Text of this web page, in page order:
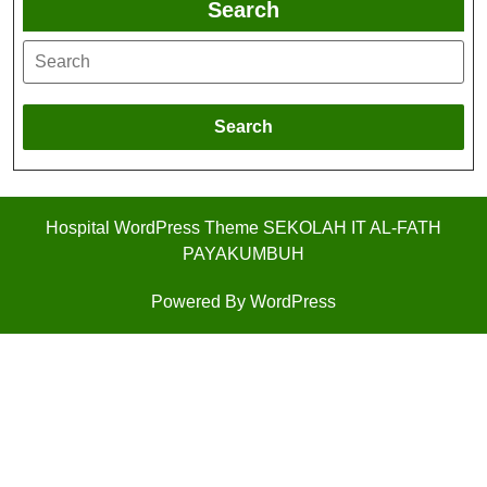
Search
Search
Hospital WordPress Theme SEKOLAH IT AL-FATH
PAYAKUMBUH
Powered By WordPress